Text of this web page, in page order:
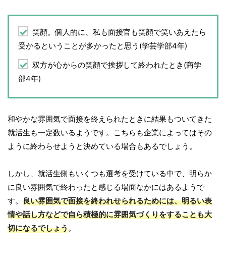
笑顔。個人的に、私も面接官も笑顔で笑いあえたら
受かるということが多かったと思う(学芸学部4年)
双方が心からの笑顔で挨拶して終われたとき(商学
部4年)
和やかな雰囲気で面接を終えられたときに結果もついてきた
就活生も一定数いるようです。こちらも企業によってはその
ように終わらせようと決めている場合もあるでしょう。
しかし、就活生側もいくつも選考を受けている中で、明らか
に良い雰囲気で終わったと感じる場面なかにはあるようで
す。 良い雰囲気で面接を終われせられるためには、明るい表
情や話し方などで自ら積極的に雰囲気づくりをすることも大
切になるでしょう。